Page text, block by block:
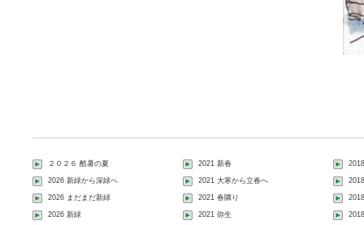
２０２６ 酷暑の夏
2026 新緑から深緑へ
2026 まだまだ新緑
2026 新緑
2021 新春
2021 大寒から立春へ
2021 春隣り
2021 弥生